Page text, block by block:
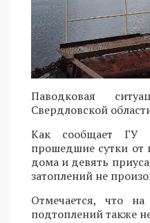
Паводковая
Свердловской
Как сообщает ГУ
прошедшие сутки от
дома и девять
затоплений не
Отмечается, что
подтоплений также